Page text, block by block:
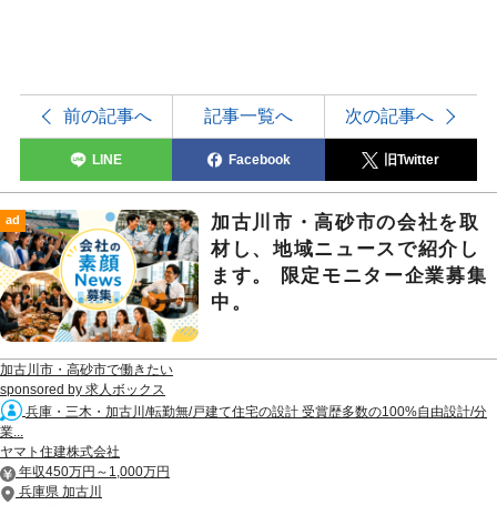
前の記事へ 記事一覧へ 次の記事へ
LINE Facebook 旧Twitter
ad
加古川市・高砂市の会社を取
材し、地域ニュースで紹介し
ます。 限定モニター企業募集
中。
加古川市・高砂市で働きたい
sponsored by 求人ボックス
兵庫・三木・加古川/転勤無/戸建て住宅の設計 受賞歴多数の100%自由設計/分
業...
ヤマト住建株式会社
年収450万円～1,000万円
兵庫県 加古川